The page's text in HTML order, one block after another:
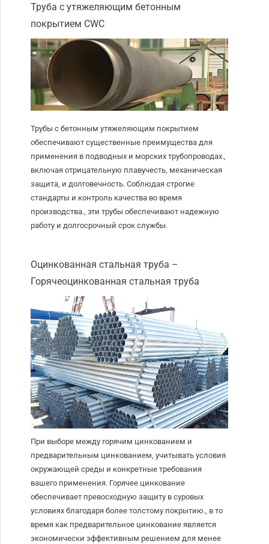
Труба с утяжеляющим бетонным
покрытием CWC
Трубы с бетонным утяжеляющим покрытием
обеспечивают существенные преимущества для
применения в подводных и морских трубопроводах.,
включая отрицательную плавучесть, механическая
защита, и долговечность. Соблюдая строгие
стандарты и контроль качества во время
производства., эти трубы обеспечивают надежную
работу и долгосрочный срок службы.
Оцинкованная стальная труба –
Горячеоцинкованная стальная труба
При выборе между горячим цинкованием и
предварительным цинкованием, учитывать условия
окружающей среды и конкретные требования
вашего применения. Горячее цинкование
обеспечивает превосходную защиту в суровых
условиях благодаря более толстому покрытию., в то
время как предварительное цинкование является
экономически эффективным решением для менее